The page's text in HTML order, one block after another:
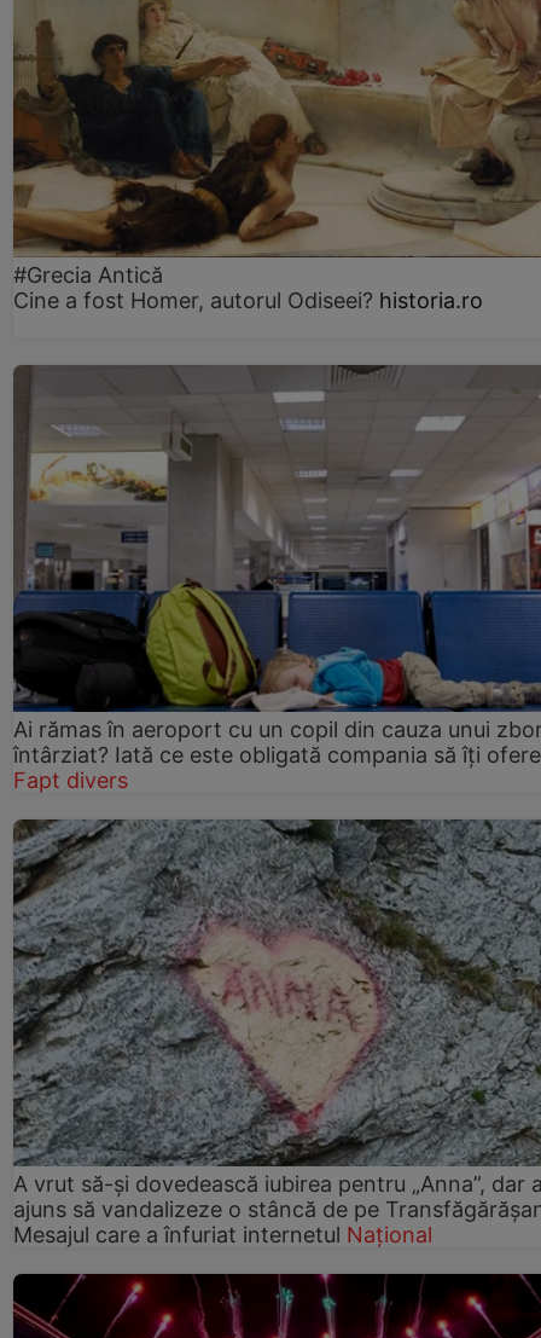
#Grecia Antică
Cine a fost Homer, autorul Odiseei? historia.ro
Ai rămas în aeroport cu un copil din cauza unui
întârziat? Iată ce este obligată compania să îți ofere
Fapt divers
A vrut să-și dovedească iubirea pentru „Anna”, dar
ajuns să vandalizeze o stâncă de pe
Mesajul care a înfuriat internetul Național